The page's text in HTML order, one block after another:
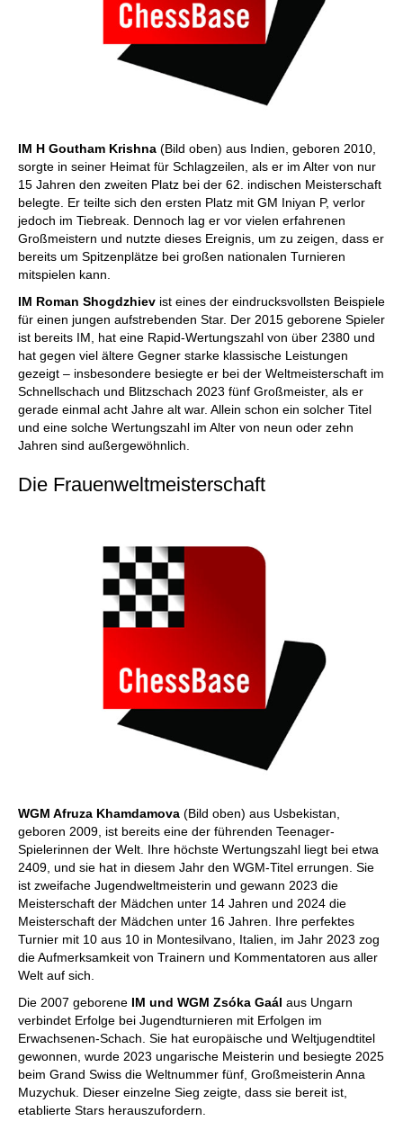
IM H Goutham Krishna (Bild oben) aus Indien, geboren 2010,
sorgte in seiner Heimat für Schlagzeilen, als er im Alter von nur
15 Jahren den zweiten Platz bei der 62. indischen Meisterschaft
belegte. Er teilte sich den ersten Platz mit GM Iniyan P, verlor
jedoch im Tiebreak. Dennoch lag er vor vielen erfahrenen
Großmeistern und nutzte dieses Ereignis, um zu zeigen, dass er
bereits um Spitzenplätze bei großen nationalen Turnieren
mitspielen kann.
IM Roman Shogdzhiev ist eines der eindrucksvollsten Beispiele
für einen jungen aufstrebenden Star. Der 2015 geborene Spieler
ist bereits IM, hat eine Rapid-Wertungszahl von über 2380 und
hat gegen viel ältere Gegner starke klassische Leistungen
gezeigt – insbesondere besiegte er bei der Weltmeisterschaft im
Schnellschach und Blitzschach 2023 fünf Großmeister, als er
gerade einmal acht Jahre alt war. Allein schon ein solcher Titel
und eine solche Wertungszahl im Alter von neun oder zehn
Jahren sind außergewöhnlich.
Die Frauenweltmeisterschaft
WGM Afruza Khamdamova (Bild oben) aus Usbekistan,
geboren 2009, ist bereits eine der führenden Teenager-
Spielerinnen der Welt. Ihre höchste Wertungszahl liegt bei etwa
2409, und sie hat in diesem Jahr den WGM-Titel errungen. Sie
ist zweifache Jugendweltmeisterin und gewann 2023 die
Meisterschaft der Mädchen unter 14 Jahren und 2024 die
Meisterschaft der Mädchen unter 16 Jahren. Ihre perfektes
Turnier mit 10 aus 10 in Montesilvano, Italien, im Jahr 2023 zog
die Aufmerksamkeit von Trainern und Kommentatoren aus aller
Welt auf sich.
Die 2007 geborene IM und WGM Zsóka Gaál aus Ungarn
verbindet Erfolge bei Jugendturnieren mit Erfolgen im
Erwachsenen-Schach. Sie hat europäische und Weltjugendtitel
gewonnen, wurde 2023 ungarische Meisterin und besiegte 2025
beim Grand Swiss die Weltnummer fünf, Großmeisterin Anna
Muzychuk. Dieser einzelne Sieg zeigte, dass sie bereit ist,
etablierte Stars herauszufordern.